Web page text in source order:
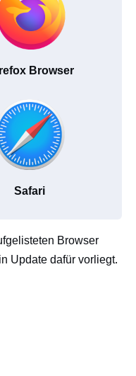
Browser
Safari
Browser
Update dafür vorliegt.